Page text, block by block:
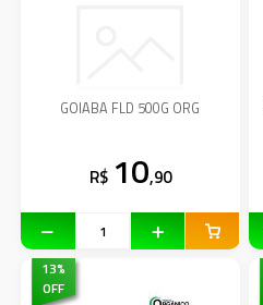
GOIABA FLD 500G ORG
R$ 10,90
13%
OFF